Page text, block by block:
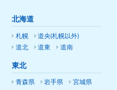
北海道
札幌
道央(札幌以外)
道北
道東 道南
東北
青森県 岩手県
宮城県